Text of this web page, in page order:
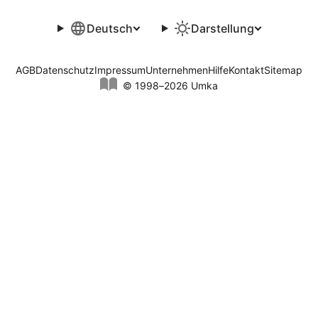
Deutsch Darstellung
© 1998–2026 Umka
AGBDatenschutzImpressumUnternehmenHilfeKontaktSitemap